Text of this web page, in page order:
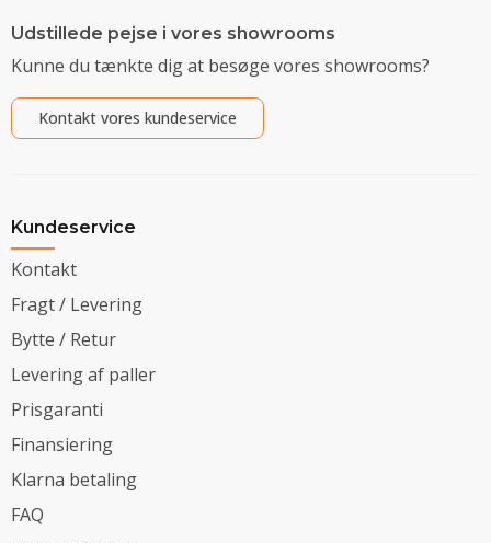
Udstillede pejse i vores showrooms
Kunne du tænkte dig at besøge vores showrooms?
Kontakt vores kundeservice
Kundeservice
Kontakt
Fragt / Levering
Bytte / Retur
Levering af paller
Prisgaranti
Finansiering
Klarna betaling
FAQ